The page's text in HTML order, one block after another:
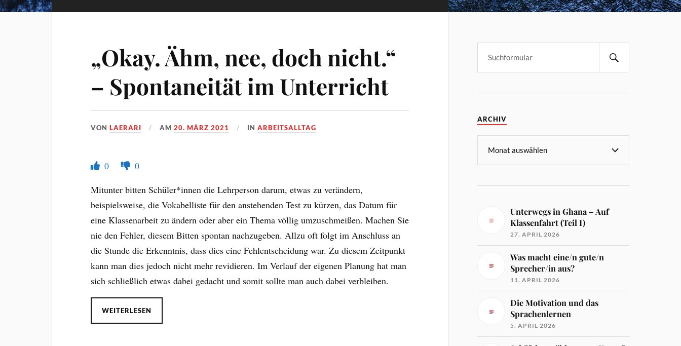
„Okay. Ähm, nee, doch nicht.“
– Spontaneität im Unterricht
VONLAERARI AM20. MÄRZ 2021 INARBEITSALLTAG
0
0
Mitunter bitten Schüler*innen die Lehrperson darum, etwas zu verändern,
beispielsweise, die Vokabelliste für den anstehenden Test zu kürzen, das Datum für
eine Klassenarbeit zu ändern oder aber ein Thema völlig umzuschmeißen. Machen Sie
nie den Fehler, diesem Bitten spontan nachzugeben. Allzu oft folgt im Anschluss an
die Stunde die Erkenntnis, dass dies eine Fehlentscheidung war. Zu diesem Zeitpunkt
kann man dies jedoch nicht mehr revidieren. Im Verlauf der eigenen Planung hat man
sich schließlich etwas dabei gedacht und somit sollte man auch dabei verbleiben.
WEITERLESEN
ARCHIV
Unterwegs in Ghana – Auf
Klassenfahrt (Teil I)
27. APRIL 2026
Was macht eine/n gute/n
Sprecher/in aus?
11. APRIL 2026
Die Motivation und das
Sprachenlernen
5. APRIL 2026